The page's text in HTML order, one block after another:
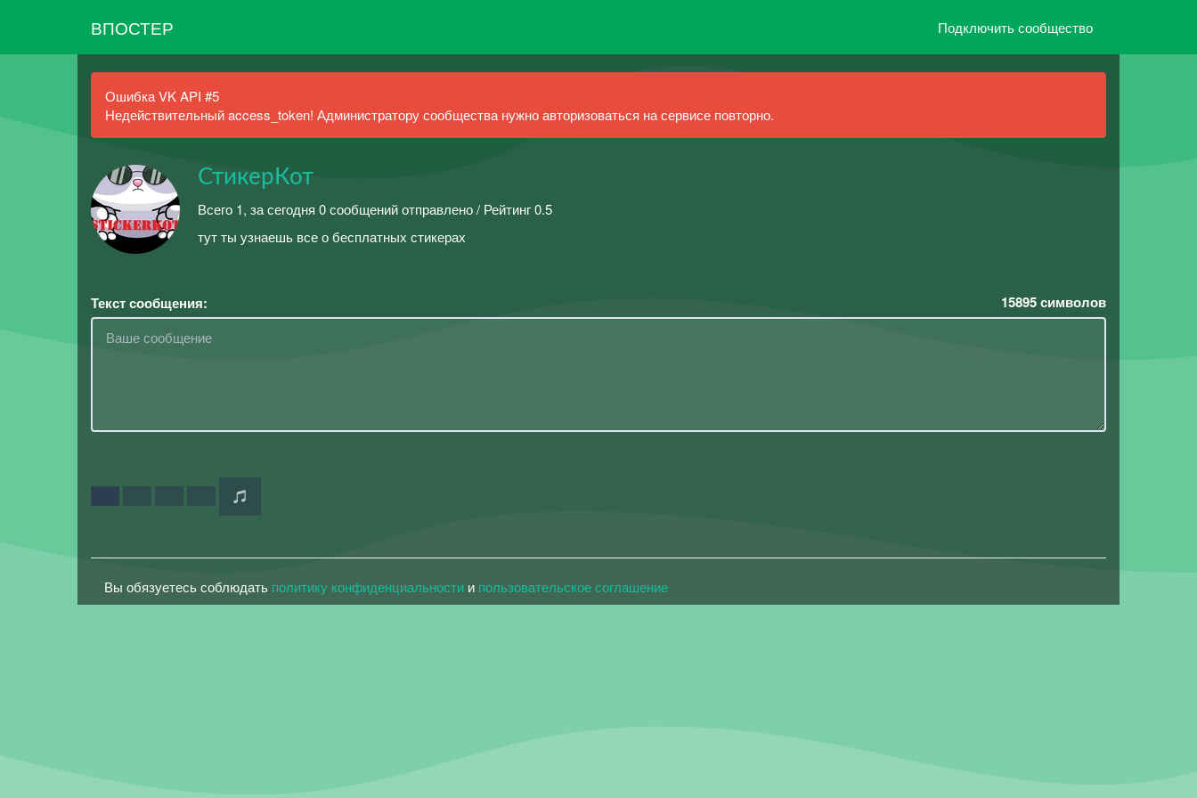
ВПОСТЕР Подключить сообщество
Ошибка VK API #5
Недействительный access_token! Администратору сообщества нужно авторизоваться на сервисе повторно.
СтикерКот
Всего 1, за сегодня 0 сообщений отправлено / Рейтинг 0.5
тут ты узнаешь все о бесплатных стикерах
Текст сообщения: 15895символов
Вы обязуетесь соблюдать политику конфиденциальности и пользовательское соглашение